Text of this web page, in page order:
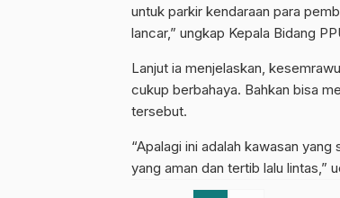
untuk parkir kendaraan para
lancar,” ungkap Kepala Bidang
Lanjut ia menjelaskan,
cukup berbahaya. Bahkan bisa
tersebut.
“Apalagi ini adalah kawasan
yang aman dan tertib lalu lintas,”